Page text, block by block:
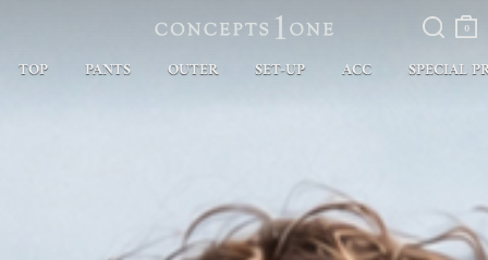
구니
0
TOP PANTS OUTER SET-UP ACC SPECIAL